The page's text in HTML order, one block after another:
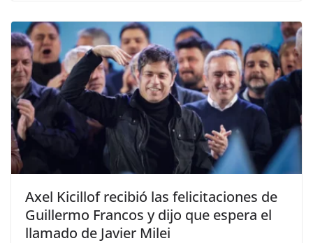
Axel Kicillof recibió las felicitaciones de
Guillermo Francos y dijo que espera el
llamado de Javier Milei